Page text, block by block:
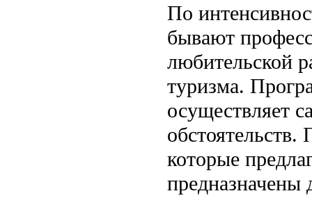
По
бывают
любительской
туризма.
осуществляет
которые
предназначены